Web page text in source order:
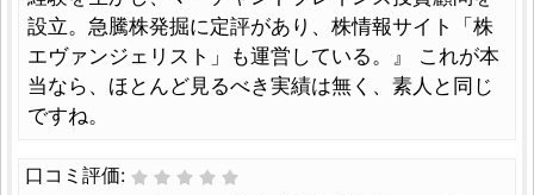
設立。急騰株発掘に定評があり、株情報サイト「株
エヴァンジェリスト」も運営している。』 これが本
当なら、ほとんど見るべき実績は無く、素人と同じ
ですね。
口コミ評価: